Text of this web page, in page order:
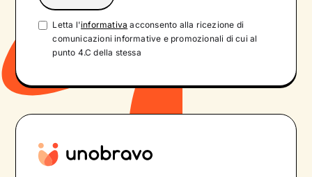
Letta l'informativa acconsento alla ricezione di
comunicazioni informative e promozionali di cui al
punto 4.C della stessa